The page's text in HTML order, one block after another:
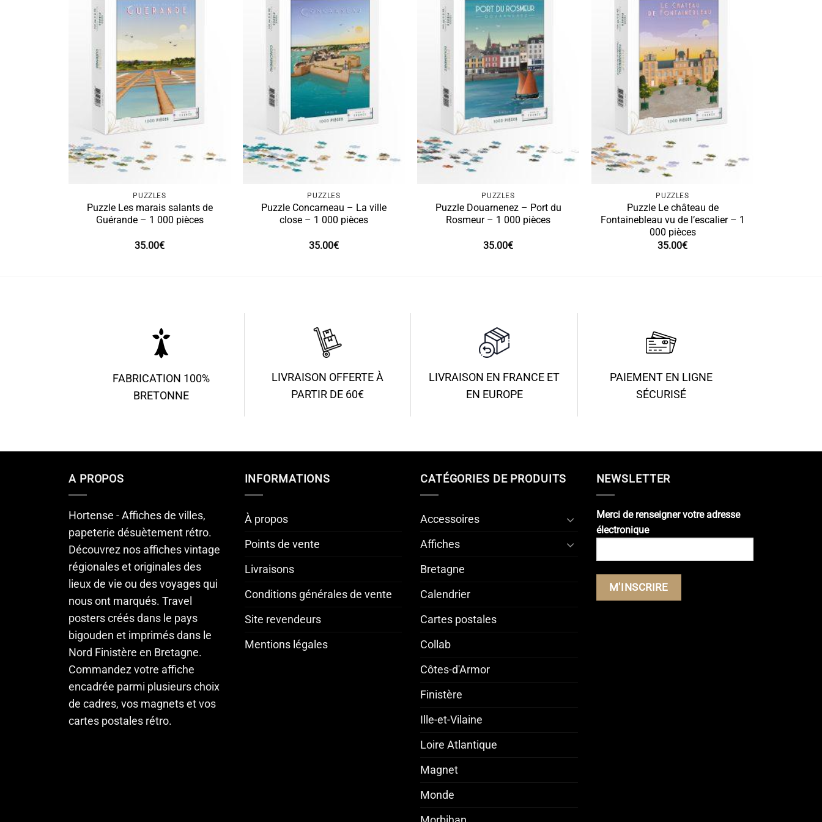
PUZZLES
Puzzle Les marais salants de
Guérande – 1 000 pièces
35.00€
PUZZLES
Puzzle Concarneau – La ville
close – 1 000 pièces
35.00€
PUZZLES
Puzzle Douarnenez – Port du
Rosmeur – 1 000 pièces
35.00€
PUZZLES
Puzzle Le château de
Fontainebleau vu de l’escalier – 1
000 pièces
35.00€
FABRICATION 100%
BRETONNE
LIVRAISON OFFERTE À
PARTIR DE 60€
LIVRAISON EN FRANCE ET
EN EUROPE
PAIEMENT EN LIGNE
SÉCURISÉ
A PROPOS
Hortense - Affiches de villes,
papeterie désuètement rétro.
Découvrez nos affiches vintage
régionales et originales des
lieux de vie ou des voyages qui
nous ont marqués. Travel
posters créés dans le pays
bigouden et imprimés dans le
Nord Finistère en Bretagne.
Commandez votre affiche
encadrée parmi plusieurs choix
de cadres, vos magnets et vos
cartes postales rétro.
INFORMATIONS
À propos
Points de vente
Livraisons
Conditions générales de vente
Site revendeurs
Mentions légales
CATÉGORIES DE PRODUITS
Accessoires
Affiches
Bretagne
Calendrier
Cartes postales
Collab
Côtes-d'Armor
Finistère
Ille-et-Vilaine
Loire Atlantique
Magnet
Monde
NEWSLETTER
Merci de renseigner votre adresse
électronique